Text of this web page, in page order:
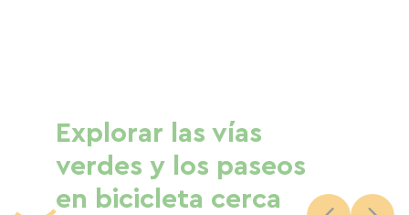
Explorar las vías
verdes y los paseos
en bicicleta cerca